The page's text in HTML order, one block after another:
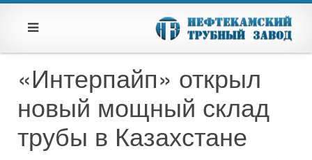
«Интерпайп» открыл
новый мощный склад
трубы в Казахстане